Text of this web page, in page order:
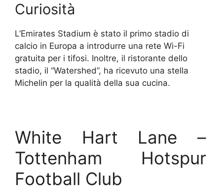
Curiosità
L’Emirates Stadium è stato il primo stadio di
calcio in Europa a introdurre una rete Wi-Fi
gratuita per i tifosi. Inoltre, il ristorante dello
stadio, il “Watershed”, ha ricevuto una stella
Michelin per la qualità della sua cucina.
White Hart Lane –
Tottenham Hotspur
Football Club